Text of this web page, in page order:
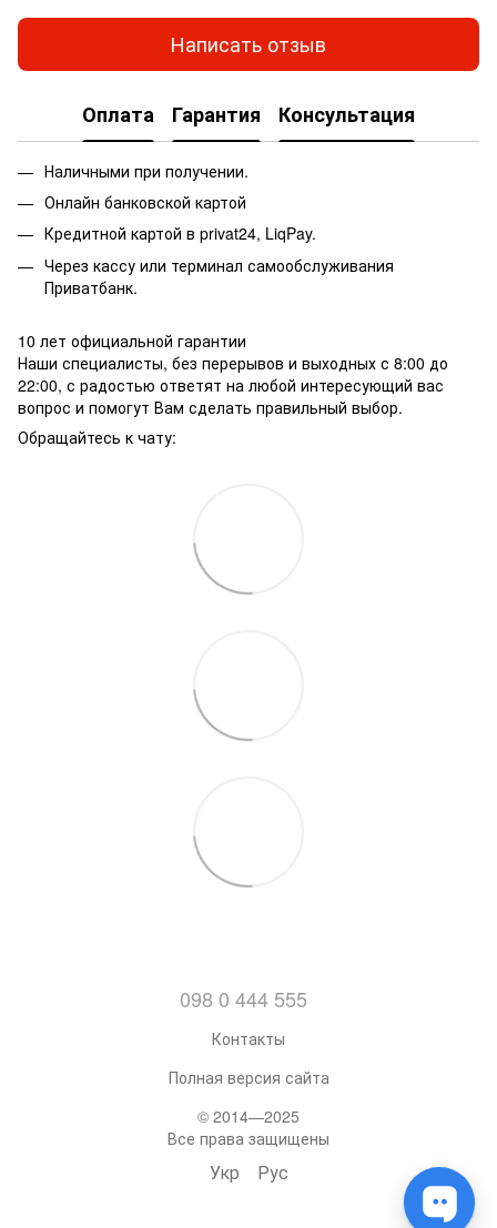
Написать отзыв
Оплата Гарантия Консультация
Наличными при получении.
Онлайн банковской картой
Кредитной картой в privat24, LiqPay.
Через кассу или терминал самообслуживания
Приватбанк.
10 лет официальной гарантии
Наши специалисты, без перерывов и выходных с 8:00 до
22:00, с радостью ответят на любой интересующий вас
вопрос и помогут Вам сделать правильный выбор.
Обращайтесь к чату:
098 0 444 555
Контакты
Полная версия сайта
© 2014—2025
Все права защищены
Укр Рус